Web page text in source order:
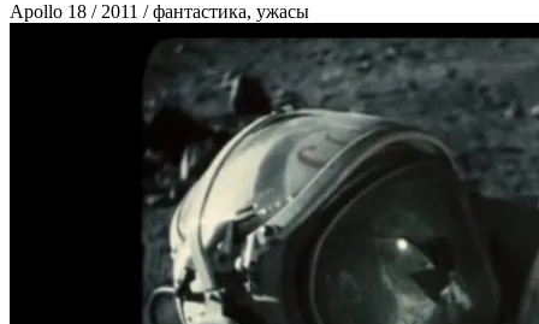
Apollo 18 / 2011 / фантастика, ужасы